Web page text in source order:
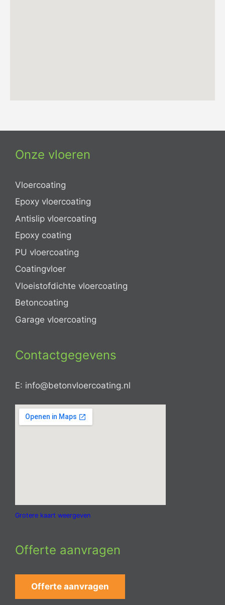
Onze vloeren
Vloercoating
Epoxy vloercoating
Antislip vloercoating
Epoxy coating
PU vloercoating
Coatingvloer
Vloeistofdichte vloercoating
Betoncoating
Garage vloercoating
Contactgegevens
E: info@betonvloercoating.nl
Grotere kaart weergeven
Offerte aanvragen
Offerte aanvragen